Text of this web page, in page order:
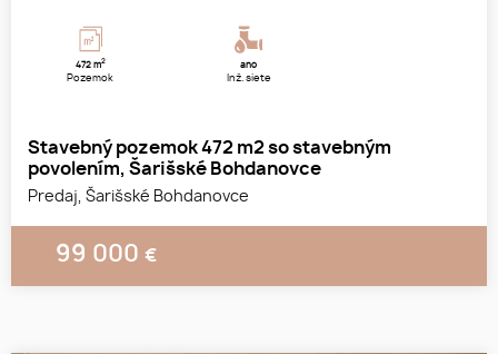
472 m2
Pozemok
áno
Inž. siete
Stavebný pozemok 472 m2 so stavebným
povolením, Šarišské Bohdanovce
Predaj, Šarišské Bohdanovce
99 000 €